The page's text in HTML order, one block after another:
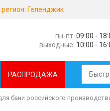
Геленджик
пн-пт: 09:00 -
выходные: 10:00 -
РАСПРОДАЖА
бани российского